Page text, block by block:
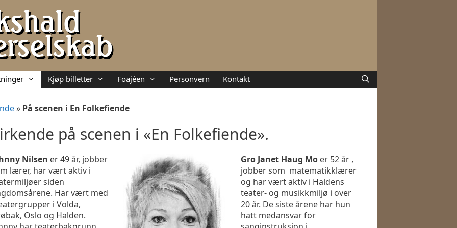
Kjøp billetter Foajéen Personvern Kontakt
» På scenen i En Folkefiende
på scenen i «En Folkefiende».
Nilsen er 49 år, jobber
lærer, har vært aktiv i
siden
Har vært med
i Volda,
Oslo og Halden.
Gro Janet Haug Mo er 52 år ,
jobber som matematikklærer
og har vært aktiv i Haldens
teater- og musikkmiljø i over
20 år. De siste årene har hun
hatt medansvar for